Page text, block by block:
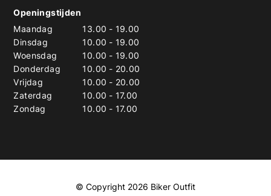
Openingstijden
Maandag
13.00 - 19.00
Dinsdag
10.00 - 19.00
Woensdag
10.00 - 19.00
Donderdag
10.00 - 20.00
Vrijdag
10.00 - 20.00
Zaterdag
10.00 - 17.00
Zondag
10.00 - 17.00
© Copyright 2026 Biker Outfit